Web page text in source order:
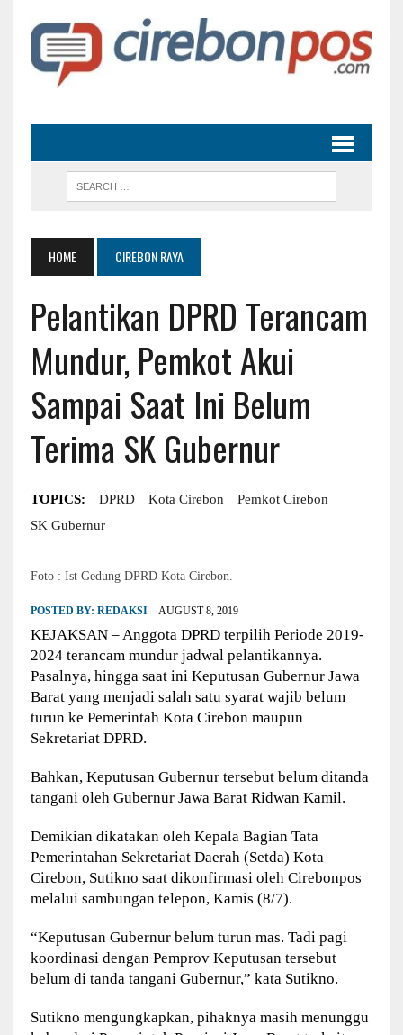
HOME CIREBON RAYA
Pelantikan DPRD Terancam
Mundur, Pemkot Akui
Sampai Saat Ini Belum
Terima SK Gubernur
TOPICS: DPRD Kota Cirebon
Pemkot Cirebon
SK Gubernur
Foto : Ist Gedung DPRD Kota Cirebon.
POSTED BY: REDAKSI AUGUST 8, 2019
KEJAKSAN – Anggota DPRD terpilih Periode 2019-
2024 terancam mundur jadwal pelantikannya.
Pasalnya, hingga saat ini Keputusan Gubernur Jawa
Barat yang menjadi salah satu syarat wajib belum
turun ke Pemerintah Kota Cirebon maupun
Sekretariat DPRD.
Bahkan, Keputusan Gubernur tersebut belum ditanda
tangani oleh Gubernur Jawa Barat Ridwan Kamil.
Demikian dikatakan oleh Kepala Bagian Tata
Pemerintahan Sekretariat Daerah (Setda) Kota
Cirebon, Sutikno saat dikonfirmasi oleh Cirebonpos
melalui sambungan telepon, Kamis (8/7).
“Keputusan Gubernur belum turun mas. Tadi pagi
koordinasi dengan Pemprov Keputusan tersebut
belum di tanda tangani Gubernur,” kata Sutikno.
Sutikno mengungkapkan, pihaknya masih menunggu